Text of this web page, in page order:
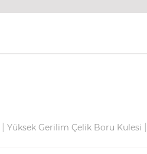
Yüksek Gerilim Çelik Boru Kulesi